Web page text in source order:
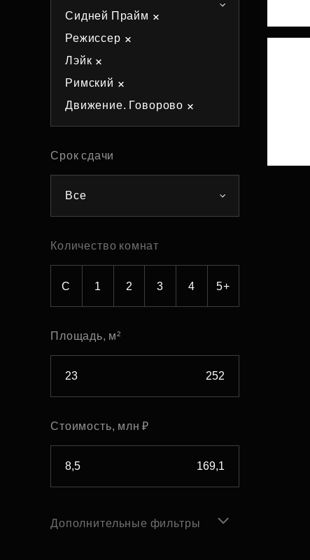
Рефинансирование
Сидней Прайм
Режиссер
Лэйк
Римский
Движение. Говорово
Срок сдачи
Все
Количество комнат
С 1 2 3 4 5+
Площадь, м²
Стоимость, млн ₽
Дополнительные фильтры